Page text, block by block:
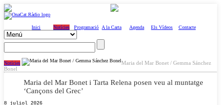
Inici Notícies Programació A la Carta Agenda Els Vídeos Contacte
Notícies
Maria del Mar Bonet / Gemma Sánchez
Bonel
Maria del Mar Bonet i Tarta Relena posen veu al muntatge
‘Cançons del Grec’
8 juliol 2026